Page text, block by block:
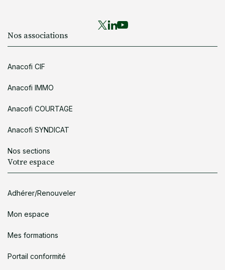
Nos associations
Anacofi CIF
Anacofi IMMO
Anacofi COURTAGE
Anacofi SYNDICAT
Nos sections
Votre espace
Adhérer/Renouveler
Mon espace
Mes formations
Portail conformité